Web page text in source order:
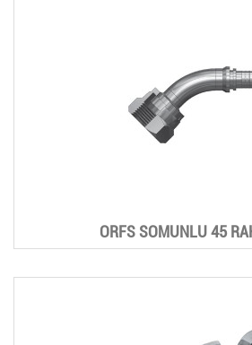
ORFS SOMUNLU 45